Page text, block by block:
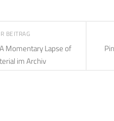
BEITRAG
Momentary Lapse of
im Archiv